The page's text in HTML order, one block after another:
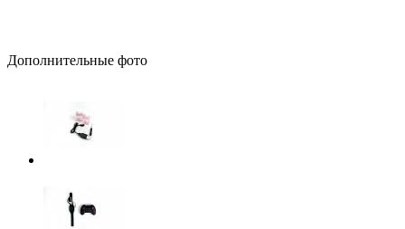
Дополнительные фото